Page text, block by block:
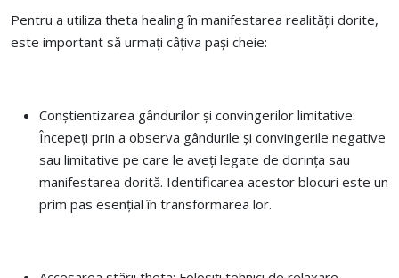
Pentru a utiliza theta healing în manifestarea realității dorite,
este important să urmați câțiva pași cheie:
Conștientizarea gândurilor și convingerilor limitative:
Începeți prin a observa gândurile și convingerile negative
sau limitative pe care le aveți legate de dorința sau
manifestarea dorită. Identificarea acestor blocuri este un
prim pas esențial în transformarea lor.